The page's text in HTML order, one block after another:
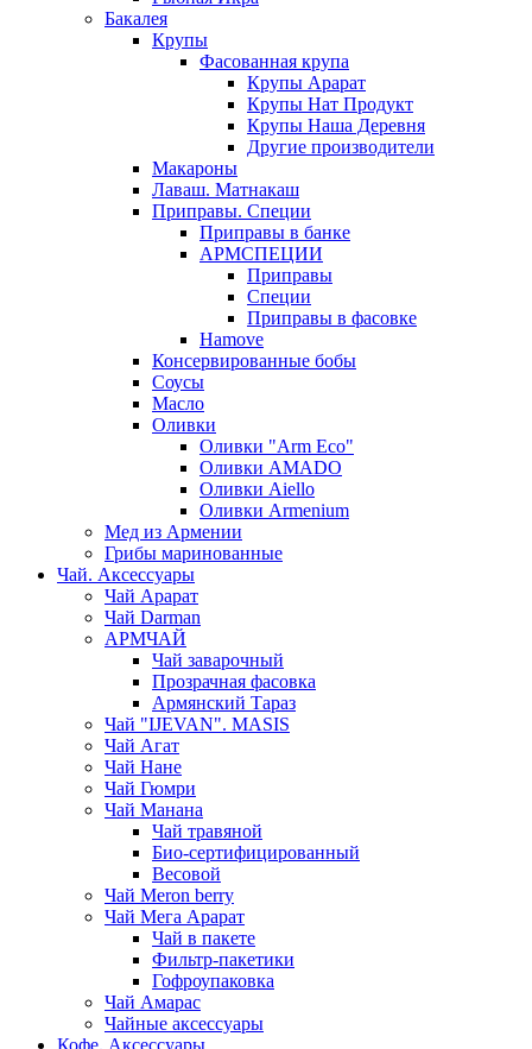
Бакалея
Крупы
Фасованная крупа
Крупы Арарат
Крупы Нат Продукт
Крупы Наша Деревня
Другие производители
Макароны
Лаваш. Матнакаш
Приправы. Специи
Приправы в банке
АРМСПЕЦИИ
Приправы
Специи
Приправы в фасовке
Hamove
Консервированные бобы
Соусы
Масло
Оливки
Оливки "Arm Eco"
Оливки AMADO
Оливки Aiello
Оливки Armenium
Мед из Армении
Грибы маринованные
Чай. Аксессуары
Чай Арарат
Чай Darman
АРМЧАЙ
Чай заварочный
Прозрачная фасовка
Армянский Тараз
Чай "IJEVAN". MASIS
Чай Агат
Чай Нане
Чай Гюмри
Чай Манана
Чай травяной
Био-сертифицированный
Весовой
Чай Meron berry
Чай Мега Арарат
Чай в пакете
Фильтр-пакетики
Гофроупаковка
Чай Амарас
Чайные аксессуары
Кофе. Аксессуары